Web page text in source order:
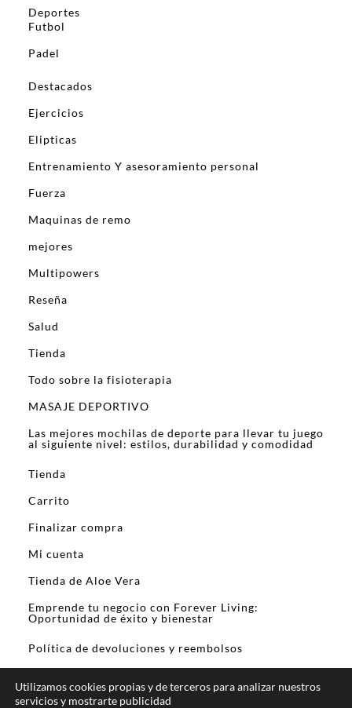
Deportes
Futbol
Padel
Destacados
Ejercicios
Elipticas
Entrenamiento Y asesoramiento personal
Fuerza
Maquinas de remo
mejores
Multipowers
Reseña
Salud
Tienda
Todo sobre la fisioterapia
MASAJE DEPORTIVO
Las mejores mochilas de deporte para llevar tu juego
al siguiente nivel: estilos, durabilidad y comodidad
Tienda
Carrito
Finalizar compra
Mi cuenta
Tienda de Aloe Vera
Emprende tu negocio con Forever Living:
Oportunidad de éxito y bienestar
Política de devoluciones y reembolsos
Utilizamos cookies propias y de terceros para analizar nuestros
servicios y mostrarte publicidad